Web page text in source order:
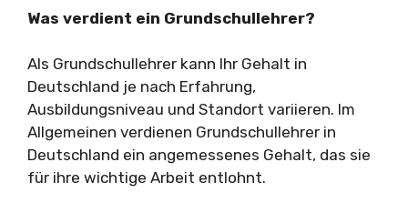
Was verdient ein Grundschullehrer?
Als Grundschullehrer kann Ihr Gehalt in
Deutschland je nach Erfahrung,
Ausbildungsniveau und Standort variieren. Im
Allgemeinen verdienen Grundschullehrer in
Deutschland ein angemessenes Gehalt, das sie
für ihre wichtige Arbeit entlohnt.